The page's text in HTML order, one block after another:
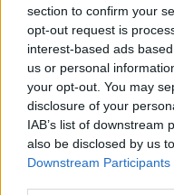
section to confirm your
opt-out request is
interest-based ads
us or personal
your opt-out. You may
disclosure of your
IAB’s list of downstream
also be disclosed by us
Downstream Participants
Osittainen
työntekijälle, joka
palveluksessa
kuukautta
Lapsen
hoitovapaata voi
lukuvuosi päättyy.